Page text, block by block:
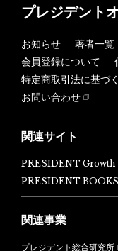
プレジデント
お知らせ 著者一覧
会員登録について
特定商取引法に基づ
お問い合わせ
関連サイト
PRESIDENT Growth
PRESIDENT BOOKS
関連事業
プレジデント総合研究所